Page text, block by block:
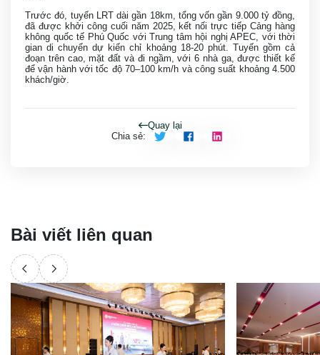
Trước đó, tuyến LRT dài gần 18km, tổng vốn gần 9.000 tỷ đồng,
đã được khởi công cuối năm 2025, kết nối trực tiếp Cảng hàng
không quốc tế Phú Quốc với Trung tâm hội nghị APEC, với thời
gian di chuyển dự kiến chỉ khoảng 18-20 phút. Tuyến gồm cả
đoạn trên cao, mặt đất và đi ngầm, với 6 nhà ga, được thiết kế
để vận hành với tốc độ 70–100 km/h và công suất khoảng 4.500
khách/giờ.
Quay lại
Chia sẻ:
Bài viết liên quan